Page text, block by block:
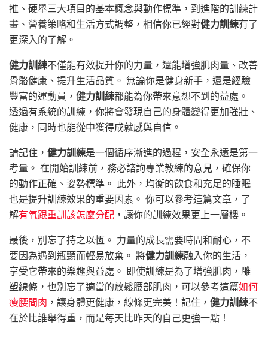
推、硬舉三大項目的基本概念與動作標準，到進階的訓練計
畫、營養策略和生活方式調整，相信你已經對健力訓練有了
更深入的了解。
健力訓練不僅能有效提升你的力量，還能增強肌肉量、改善
骨骼健康、提升生活品質。 無論你是健身新手，還是經驗
豐富的運動員， 健力訓練都能為你帶來意想不到的益處。
透過有系統的訓練，你將會發現自己的身體變得更加強壯、
健康，同時也能從中獲得成就感與自信。
請記住， 健力訓練是一個循序漸進的過程，安全永遠是第一
考量。 在開始訓練前，務必諮詢專業教練的意見，確保你
的動作正確、姿勢標準。 此外，均衡的飲食和充足的睡眠
也是提升訓練效果的重要因素。 你可以參考這篇文章，了
解有氧跟重訓該怎麼分配 ，讓你的訓練效果更上一層樓。
最後，別忘了持之以恆。 力量的成長需要時間和耐心，不
要因為遇到瓶頸而輕易放棄。 將健力訓練融入你的生活，
享受它帶來的樂趣與益處。 即使訓練是為了增強肌肉，雕
塑線條，也別忘了適當的放鬆腰部肌肉，可以參考這篇如何
瘦腰間肉 ，讓身體更健康，線條更完美！記住， 健力訓練不
在於比誰舉得重，而是每天比昨天的自己更強一點！